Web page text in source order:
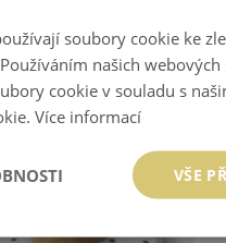
soubory cookie ke
našich webových
cookie v souladu s
Více informací
VŠE